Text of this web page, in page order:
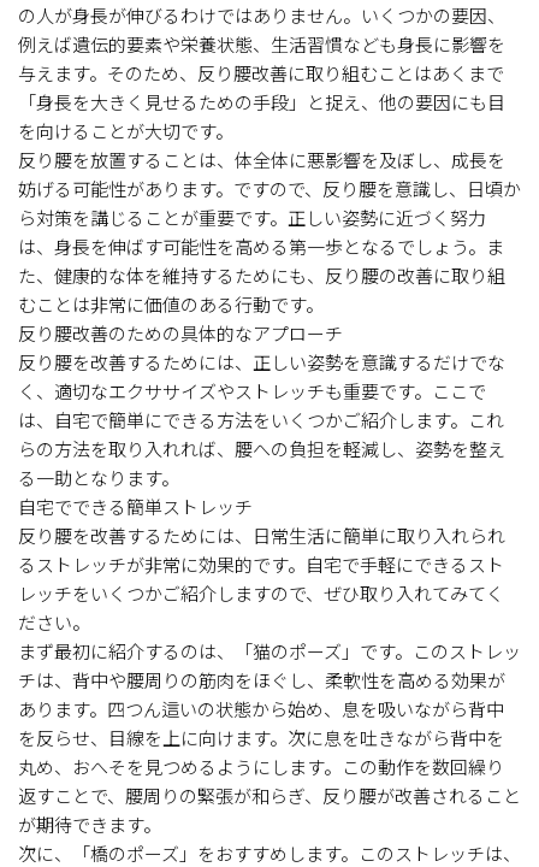
の人が身長が伸びるわけではありません。いくつかの要因、
例えば遺伝的要素や栄養状態、生活習慣なども身長に影響を
与えます。そのため、反り腰改善に取り組むことはあくまで
「身長を大きく見せるための手段」と捉え、他の要因にも目
を向けることが大切です。
反り腰を放置することは、体全体に悪影響を及ぼし、成長を
妨げる可能性があります。ですので、反り腰を意識し、日頃か
ら対策を講じることが重要です。正しい姿勢に近づく努力
は、身長を伸ばす可能性を高める第一歩となるでしょう。ま
た、健康的な体を維持するためにも、反り腰の改善に取り組
むことは非常に価値のある行動です。
反り腰改善のための具体的なアプローチ
反り腰を改善するためには、正しい姿勢を意識するだけでな
く、適切なエクササイズやストレッチも重要です。ここで
は、自宅で簡単にできる方法をいくつかご紹介します。これ
らの方法を取り入れれば、腰への負担を軽減し、姿勢を整え
る一助となります。
自宅でできる簡単ストレッチ
反り腰を改善するためには、日常生活に簡単に取り入れられ
るストレッチが非常に効果的です。自宅で手軽にできるスト
レッチをいくつかご紹介しますので、ぜひ取り入れてみてく
ださい。
まず最初に紹介するのは、「猫のポーズ」です。このストレッ
チは、背中や腰周りの筋肉をほぐし、柔軟性を高める効果が
あります。四つん這いの状態から始め、息を吸いながら背中
を反らせ、目線を上に向けます。次に息を吐きながら背中を
丸め、おへそを見つめるようにします。この動作を数回繰り
返すことで、腰周りの緊張が和らぎ、反り腰が改善されること
が期待できます。
次に、「橋のポーズ」をおすすめします。このストレッチは、